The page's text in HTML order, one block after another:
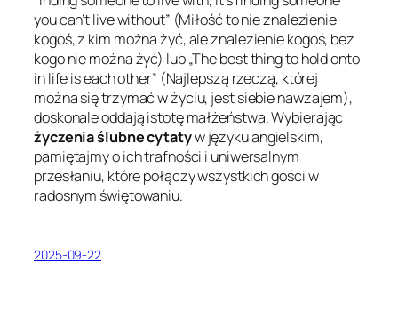
you can’t live without” (Miłość to nie znalezienie
kogoś, z kim można żyć, ale znalezienie kogoś, bez
kogo nie można żyć) lub „The best thing to hold onto
in life is each other” (Najlepszą rzeczą, której
można się trzymać w życiu, jest siebie nawzajem),
doskonale oddają istotę małżeństwa. Wybierając
życzenia ślubne cytatyw języku angielskim,
pamiętajmy o ich trafności i uniwersalnym
przesłaniu, które połączy wszystkich gości w
radosnym świętowaniu.
2025-09-22